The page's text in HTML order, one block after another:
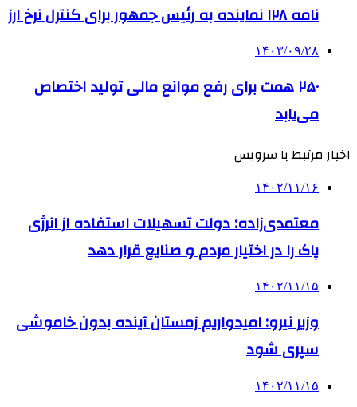
نامه ۱۲۸ نماینده به رئیس جمهور برای کنترل نرخ ارز
۱۴۰۳/۰۹/۲۸
۲۵۰ همت برای رفع موانع مالی تولید اختصاص
می‌یابد
اخبار مرتبط با سرویس
۱۴۰۲/۱۱/۱۶
معتمدی‌زاده: دولت تسهیلات استفاده از انرژی
پاک را در اختیار مردم و صنایع قرار دهد
۱۴۰۲/۱۱/۱۵
وزیر نیرو: امیدواریم زمستان آینده بدون خاموشی
سپری شود
۱۴۰۲/۱۱/۱۵